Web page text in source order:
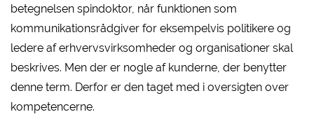
betegnelsen spindoktor, når funktionen som
kommunikationsrådgiver for eksempelvis politikere og
ledere af erhvervsvirksomheder og organisationer skal
beskrives. Men der er nogle af kunderne, der benytter
denne term. Derfor er den taget med i oversigten over
kompetencerne.